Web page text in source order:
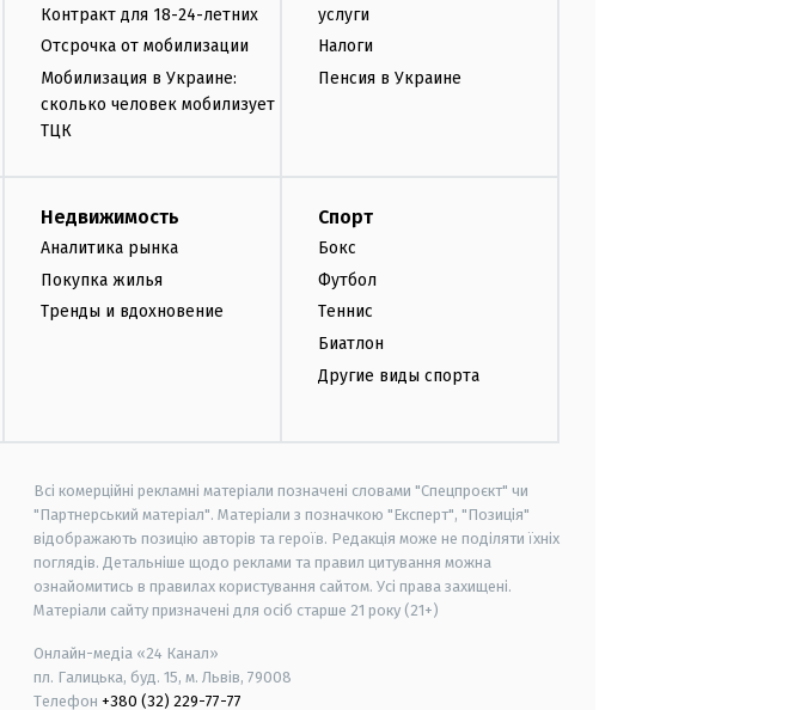
Контракт для 18-24-летних
Отсрочка от мобилизации
Мобилизация в Украине:
сколько человек мобилизует
ТЦК
услуги
Налоги
Пенсия в Украине
Недвижимость
Аналитика рынка
Покупка жилья
Тренды и вдохновение
Спорт
Бокс
Футбол
Теннис
Биатлон
Другие виды спорта
Всі комерційні рекламні матеріали позначені словами "Спецпроєкт" чи
"Партнерський матеріал". Матеріали з позначкою "Експерт", "Позиція"
відображають позицію авторів та героїв. Редакція може не поділяти їхніх
поглядів. Детальніше щодо реклами та правил цитування можна
ознайомитись в правилах користування сайтом. Усі права захищені.
Матеріали сайту призначені для осіб старше 21 року (21+)
Онлайн-медіа «24 Канал»
пл. Галицька, буд. 15, м. Львів, 79008
Телефон +380 (32) 229-77-77